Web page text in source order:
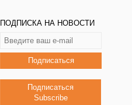
ПОДПИСКА НА НОВОСТИ
Подписаться
Подписаться
Subscribe